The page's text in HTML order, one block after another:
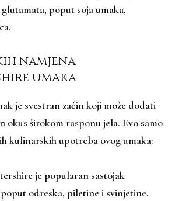
poput soja umaka,
namjena
umaka
je svestran začin koji može dodati
okus širokom rasponu jela. Evo samo
kulinarskih upotreba ovog umaka:
je popularan sastojak
odreska, piletine i svinjetine.